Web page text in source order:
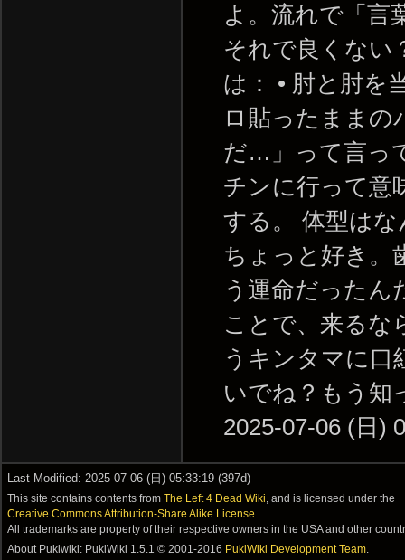
よ。流れで「言
それで良くない
は： • 肘と肘を
ロ貼ったまま
だ…」って言っ
チンに行って意
する。 体型は
ちょっと好き
う運命だったん
ことで、来るな
うキンタマに口
いでね？もう
2025-07-06 (日)
Last-Modified: 2025-07-06 (日) 05:33:19 (397d)
This site contains contents fromThe Left 4 Dead Wiki , and is licensed under the
Creative Commons Attribution-Share Alike License
All trademarks are property of their respective owners in the USA and other
About Pukiwiki: PukiWiki 1.5.1 © 2001-2016 PukiWiki Development Team